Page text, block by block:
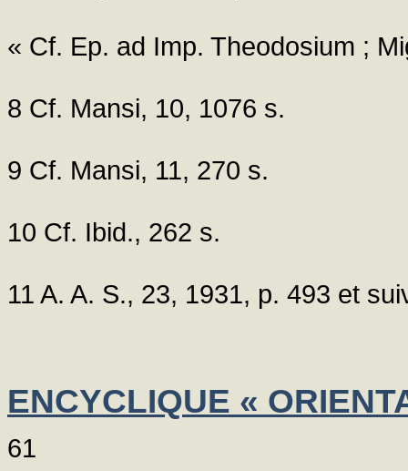
« Cf. Ep. ad Imp. Theodosium ;
8 Cf. Mansi, 10, 1076 s.
9 Cf. Mansi, 11, 270 s.
10 Cf. Ibid., 262 s.
11 A. A. S., 23, 1931, p. 493 et
ENCYCLIQUE «
61